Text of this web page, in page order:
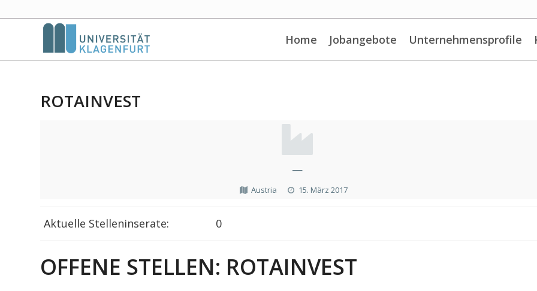
Home Jobangebote Unternehmensprofile
ROTAINVEST
—
Austria 15. März 2017
Aktuelle Stelleninserate: 0
OFFENE STELLEN: ROTAINVEST